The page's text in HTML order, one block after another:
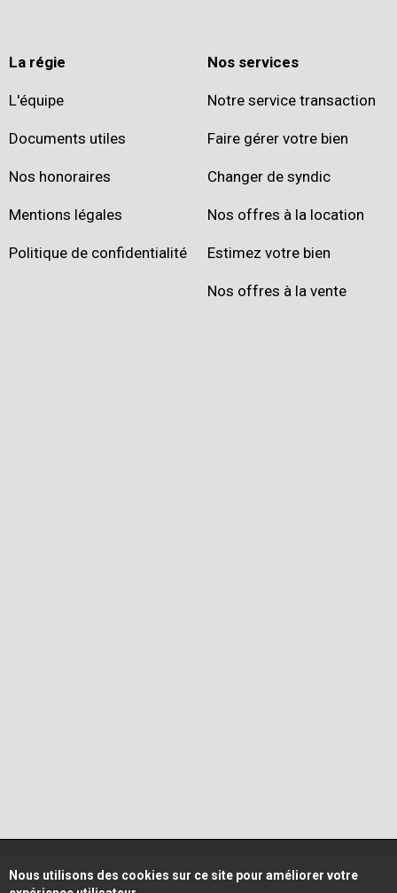
La régie
L'équipe
Documents utiles
Nos honoraires
Mentions légales
Politique de confidentialité
Nos services
Notre service transaction
Faire gérer votre bien
Changer de syndic
Nos offres à la location
Estimez votre bien
Nos offres à la vente
Nous utilisons des cookies sur ce site pour améliorer votre